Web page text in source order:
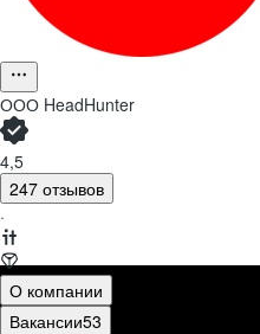
ООО HeadHunter
4,5
247 отзывов
·
О компании
Вакансии53